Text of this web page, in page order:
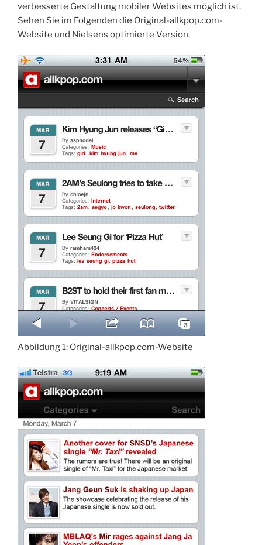
verbesserte Gestaltung mobiler Websites möglich ist.
Sehen Sie im Folgenden die Original-allkpop.com-
Website und Nielsens optimierte Version.
Abbildung 1: Original-allkpop.com-Website